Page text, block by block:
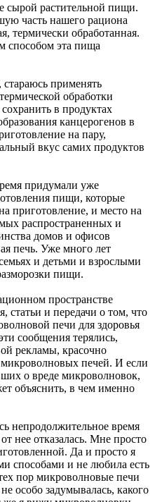
сырой растительной пищи.
часть нашего рациона
термически обработанная.
способом эта пища
применять
обработки
в продуктах
канцерогенов в
на пару,
вкус самих продуктов
придумали уже
пищи, которые
приготовление, и место на
распространенных и
домов и офисов
печь. Уже много лет
и детьми и взрослыми
пищи.
пространстве
статьи и передачи о том, что
печи для здоровья
сообщения терялись,
рекламы, красочно
печей. И если
о вреде микроволновок,
объяснить, в чем именно
непродолжительное время
нее отказалась. Мне просто
Да и просто я
способами и не любила есть
пор микроволновые печи
особо задумывалась, какого